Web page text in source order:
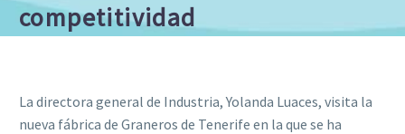
competitividad
La directora general de Industria, Yolanda Luaces, visita la
nueva fábrica de Graneros de Tenerife en la que se ha